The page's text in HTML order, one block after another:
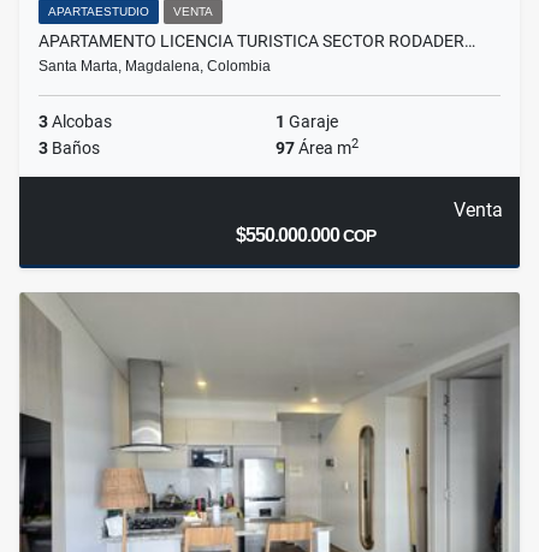
APARTAESTUDIO VENTA
APARTAMENTO LICENCIA TURISTICA SECTOR RODADER…
Santa Marta, Magdalena, Colombia
3Alcobas 1 Garaje
3 Baños 97Área m2
Venta
$550.000.000COP